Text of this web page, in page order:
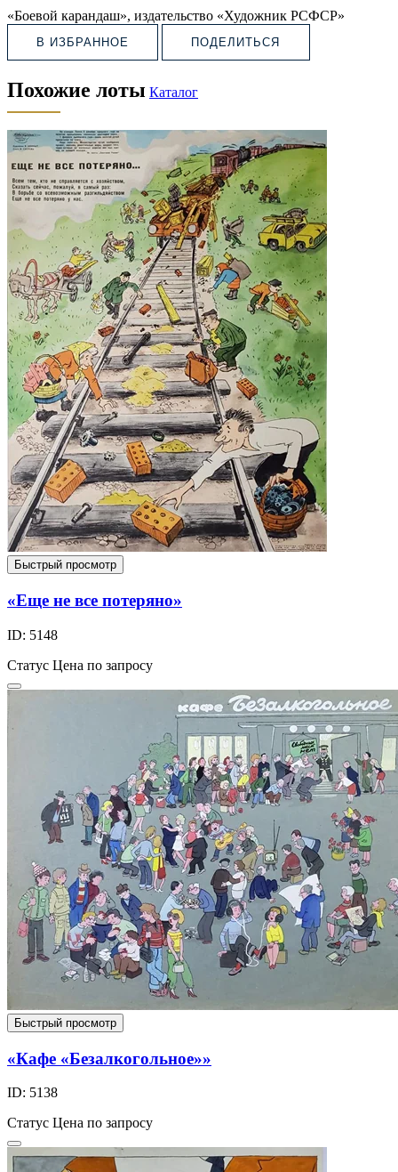
«Боевой карандаш», издательство «Художник РСФСР»
В ИЗБРАННОЕ ПОДЕЛИТЬСЯ
Похожие лоты Каталог
Быстрый просмотр
«Еще не все потеряно»
ID: 5148
Статус Цена по запросу
Быстрый просмотр
«Кафе «Безалкогольное»»
ID: 5138
Статус Цена по запросу